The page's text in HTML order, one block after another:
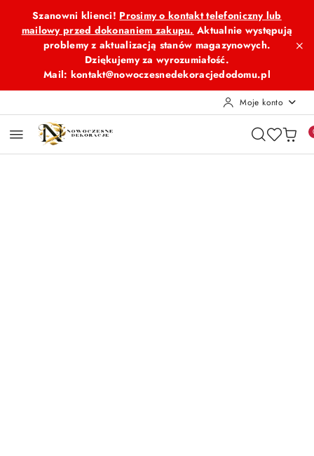
Przejdź do treści głównej
Przejdź do wyszukiwarki
Przejdź do moje konto
Przejdź do menu głównego
Przejdź do opisu produktu
Przejdź do stopki
Szanowni klienci! Prosimy o kontakt telefoniczny lub
mailowy przed dokonaniem zakupu. Aktualnie występują
problemy z aktualizacją stanów magazynowych.
Dziękujemy za wyrozumiałość.
Mail: kontakt@nowoczesnedekoracjedodomu.pl
Moje konto